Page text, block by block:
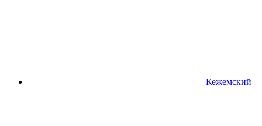
Кежемский